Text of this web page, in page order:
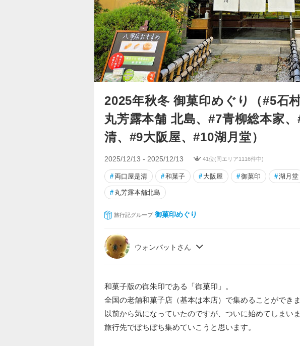
2025年秋冬 御菓印めぐり（#5石
丸芳露本舗 北島、#7青柳総本家
清、#9大阪屋、#10湖月堂）
2025/12/13 - 2025/12/13 41位(同エリア1116件中)
# 両口屋是清 #和菓子 # 大阪屋 #御菓印 #湖月堂
# 丸芳露本舗北島
旅行記グループ 御菓印めぐり
ウォンバットさん
和菓子版の御朱印である「御菓印」。
全国の老舗和菓子店（基本は本店）で集めることができま
以前から気になっていたのですが、ついに始めてしまいま
旅行先でぼちぼち集めていこうと思います。